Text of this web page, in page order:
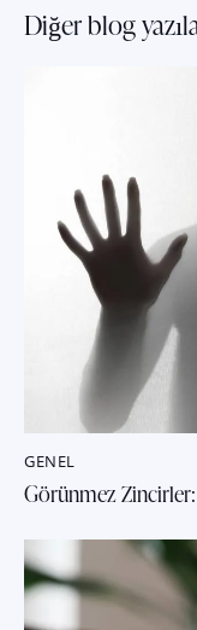
Diğer blog
GENEL
Görünmez